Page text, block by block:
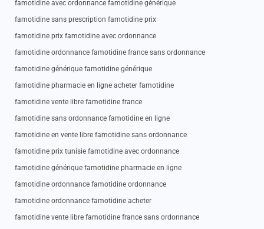
famotidine avec ordonnance famotidine générique
famotidine sans prescription famotidine prix
famotidine prix famotidine avec ordonnance
famotidine ordonnance famotidine france sans ordonnance
famotidine générique famotidine générique
famotidine pharmacie en ligne acheter famotidine
famotidine vente libre famotidine france
famotidine sans ordonnance famotidine en ligne
famotidine en vente libre famotidine sans ordonnance
famotidine prix tunisie famotidine avec ordonnance
famotidine générique famotidine pharmacie en ligne
famotidine ordonnance famotidine ordonnance
famotidine ordonnance famotidine acheter
famotidine vente libre famotidine france sans ordonnance